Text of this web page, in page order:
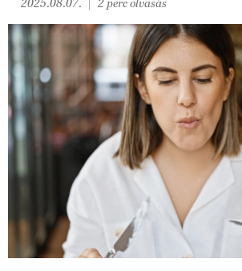
2025.08.07. 2 perc olvasás